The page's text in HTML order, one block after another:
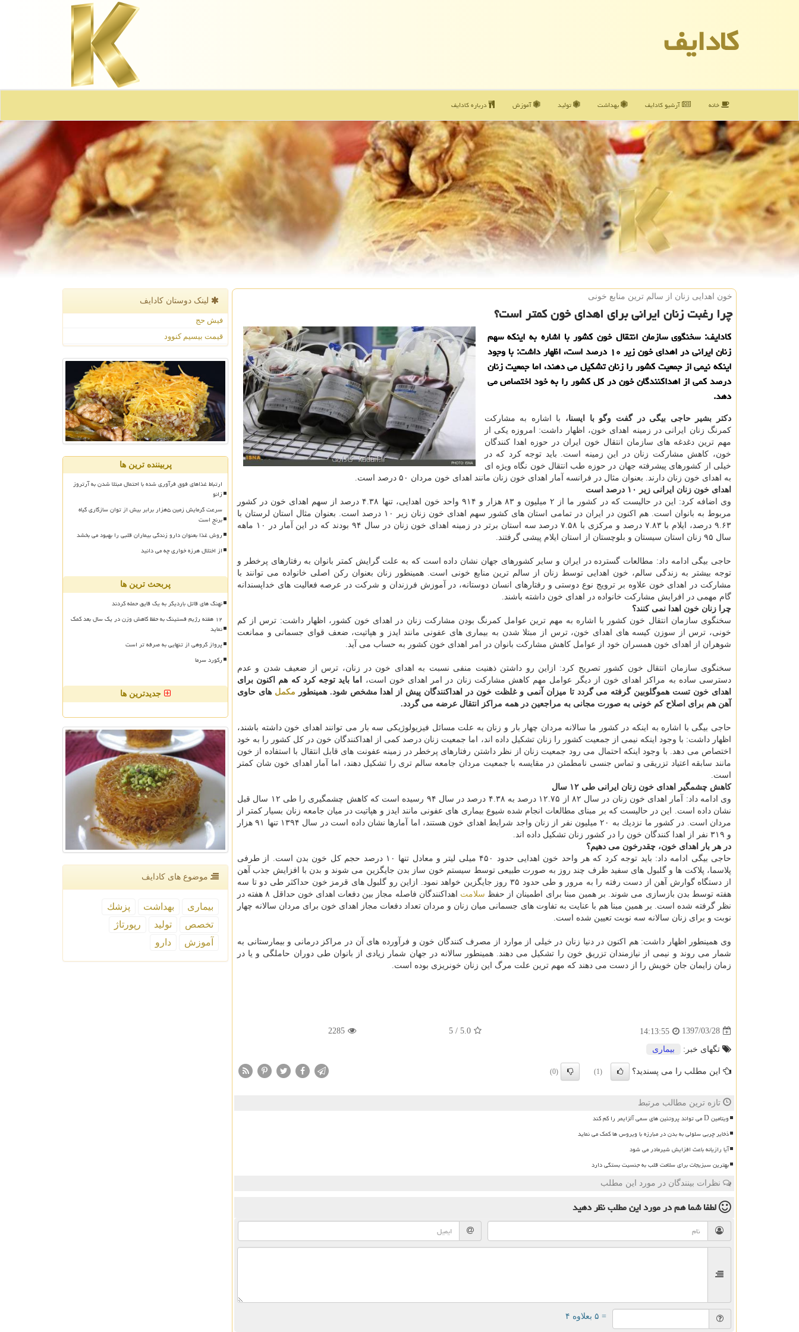
كادایف
خانه آرشیو كادایف بهداشت تولید آموزش درباره كادایف
خون اهدایی زنان از سالم ترین منابع خونی
چرا رغبت زنان ایرانی برای اهدای خون كمتر است؟
كادایف: سخنگوی سازمان انتقال خون كشور با اشاره به اینكه سهم
زنان ایرانی در اهدای خون زیر ۱۰ درصد است، اظهار داشت: با وجود
اینكه نیمی از جمعیت كشور را زنان تشكیل می دهند، اما جمعیت زنان
درصد كمی از اهداكنندگان خون در كل كشور را به خود اختصاص می
دهد.
دكتر بشیر حاجی بیگی در گفت وگو با ایسنا، با اشاره به مشاركت
كمرنگ زنان ایرانی در زمینه اهدای خون، اظهار داشت: امروزه یكی از
مهم ترین دغدغه های سازمان انتقال خون ایران در حوزه اهدا كنندگان
خون، كاهش مشاركت زنان در این زمینه است. باید توجه كرد كه در
خیلی از كشورهای پیشرفته جهان در حوزه طب انتقال خون نگاه ویژه ای
به اهدای خون زنان دارند. بعنوان مثال در فرانسه آمار اهدای خون زنان مانند اهدای خون مردان ۵۰ درصد است.
اهدای خون زنان ایرانی زیر ۱۰ درصد است
وی اضافه كرد: این در حالیست كه در كشور ما از ۲ میلیون و ۸۳ هزار و ۹۱۴ واحد خون اهدایی، تنها ۴.۳۸ درصد از سهم اهدای خون در كشور
مربوط به بانوان است. هم اكنون در ایران در تمامی استان های كشور سهم اهدای خون زنان زیر ۱۰ درصد است. بعنوان مثال استان لرستان با
۹.۶۳ درصد، ایلام با ۷.۸۳ درصد و مركزی با ۷.۵۸ درصد سه استان برتر در زمینه اهدای خون زنان در سال ۹۴ بودند كه در این آمار در ۱۰ ماهه
سال ۹۵ زنان استان سیستان و بلوچستان از استان ایلام پیشی گرفتند.
حاجی بیگی ادامه داد: مطالعات گسترده در ایران و سایر كشورهای جهان نشان داده است كه به علت گرایش كمتر بانوان به رفتارهای پرخطر و
توجه بیشتر به زندگی سالم، خون اهدایی توسط زنان از سالم ترین منابع خونی است. همینطور زنان بعنوان ركن اصلی خانواده می توانند با
مشاركت در اهدای خون علاوه بر ترویج نوع دوستی و رفتارهای انسان دوستانه، در آموزش فرزندان و شركت در عرصه فعالیت های خداپسندانه
گام مهمی در افرایش مشاركت خانواده در اهدای خون داشته باشند.
چرا زنان خون اهدا نمی كنند؟
سخنگوی سازمان انتقال خون كشور با اشاره به مهم ترین عوامل كمرنگ بودن مشاركت زنان در اهدای خون كشور، اظهار داشت: ترس از كم
خونی، ترس از سوزن كیسه های اهدای خون، ترس از مبتلا شدن به بیماری های عفونی مانند ایدز و هپاتیت، ضعف قوای جسمانی و ممانعت
شوهران از اهدای خون همسران خود از عوامل كاهش مشاركت بانوان در امر اهدای خون كشور به حساب می آید.
سخنگوی سازمان انتقال خون كشور تصریح كرد: ازاین رو داشتن ذهنیت منفی نسبت به اهدای خون در زنان، ترس از ضعیف شدن و عدم
دسترسی ساده به مراكز اهدای خون از دیگر عوامل مهم كاهش مشاركت زنان در امر اهدای خون است،
اما باید توجه كرد كه هم اكنون برای
اهدای خون تست هموگلوبین گرفته می گردد تا میزان آنمی و غلظت خون در اهداكنندگان پیش از اهدا مشخص شود. همینطور مكمل های حاوی
آهن هم برای اصلاح كم خونی به صورت مجانی به مراجعین در همه مراكز انتقال عرضه می گردد.
حاجی بیگی با اشاره به اینكه در كشور ما سالانه مردان چهار بار و زنان به علت مسائل فیزیولوژیكی سه بار می توانند اهدای خون داشته باشند،
اظهار داشت: با وجود اینكه نیمی از جمعیت كشور را زنان تشكیل داده اند، اما جمعیت زنان درصد كمی از اهداكنندگان خون در كل كشور را به خود
اختصاص می دهد. با وجود اینكه احتمال می رود جمعیت زنان از نظر داشتن رفتارهای پرخطر در زمینه عفونت های قابل انتقال با استفاده از خون
مانند سابقه اعتیاد تزریقی و تماس جنسی نامطمئن در مقایسه با جمعیت مردان جامعه سالم تری را تشكیل دهند، اما آمار اهدای خون شان كمتر
است.
كاهش چشمگیر اهدای خون زنان ایرانی طی ۱۲ سال
وی ادامه داد: آمار اهدای خون زنان در سال ۸۲ از ۱۲.۷۵ درصد به ۴.۳۸ درصد در سال ۹۴ رسیده است كه كاهش چشمگیری را طی ۱۲ سال قبل
نشان داده است. این در حالیست كه بر مبنای مطالعات انجام شده شیوع بیماری های عفونی مانند ایدز و هپاتیت در میان جامعه زنان بسیار كمتر از
مردان است. در كشور ما نزدیك به ۲۰ میلیون نفر از زنان واجد شرایط اهدای خون هستند، اما آمارها نشان داده است در سال ۱۳۹۴ تنها ۹۱ هزار
و ۳۱۹ نفر از اهدا كنندگان خون را در كشور زنان تشكیل داده اند.
در هر بار اهدای خون، چقدرخون می دهیم؟
حاجی بیگی ادامه داد: باید توجه كرد كه هر واحد خون اهدایی حدود ۴۵۰ میلی لیتر و معادل تنها ۱۰ درصد حجم كل خون بدن است. از طرفی
پلاسما، پلاكت ها و گلبول های سفید ظرف چند روز به صورت طبیعی توسط سیستم خون ساز بدن جایگزین می شوند و بدن با افزایش جذب آهن
از دستگاه گوارش آهن از دست رفته را به مرور و طی حدود ۳۵ روز جایگزین خواهد نمود. ازاین رو گلبول های قرمز خون حداكثر طی دو تا سه
هفته توسط بدن بازسازی می شوند. بر همین مبنا برای اطمینان از حفظ سلامت
اهداكنندگان فاصله مجاز بین دفعات اهدای خون حداقل ۸ هفته در
نظر گرفته شده است. بر همین مبنا هم با عنایت به تفاوت های جسمانی میان زنان و مردان تعداد دفعات مجاز اهدای خون برای مردان سالانه چهار
نوبت و برای زنان سالانه سه نوبت تعیین شده است.
وی همینطور اظهار داشت: هم اكنون در دنیا زنان در خیلی از موارد از مصرف كنندگان خون و فرآورده های آن در مراكز درمانی و بیمارستانی به
شمار می روند و نیمی از نیازمندان تزریق خون را تشكیل می دهند. همینطور سالانه در جهان شمار زیادی از بانوان طی دوران حاملگی و یا در
زمان زایمان جان خویش را از دست می دهند كه مهم ترین علت مرگ این زنان خونریزی بوده است.
1397/03/28
14:13:55
5.0
/
5
2285
تگهای خبر: بیماری
این مطلب را می پسندید؟ (1)
(0)
تازه ترین مطالب مرتبط
ویتامین D می تواند پروتئین های سمی آلزایمر را کم کند
ذخایر چربی سلولی به بدن در مبارزه با ویروس ها کمک می نماید
آیا رازیانه باعث افزایش شیرمادر می شود
بهترین سبزیجات برای سلامت قلب به جنسیت بستگی دارد
نظرات بینندگان در مورد این مطلب
لطفا شما همدر مورد این مطلبنظر دهید
= ۵ بعلاوه ۴
لینک دوستان كادایف
فیش حج
قیمت بیسیم کنوود
پربیننده ترین ها
ارتباط غذاهای فوق فرآوری شده با احتمال مبتلا شدن به آرتروز
زانو
سرعت گرمایش زمین ۵هزار برابر بیش از توان سازگاری گیاه
برنج است
روش غذا بعنوان دارو زندگی بیماران قلبی را بهبود می بخشد
از اختلال هرزه خواری چه می دانید
پربحث ترین ها
نهنگ های قاتل باردیگر به یک قایق حمله کردند
۱۲ هفته رژیم فستینگ به حفظ کاهش وزن در یک سال بعد کمک
نماید
پرواز گروهی از تنهایی به صرفه تر است
رکورد سرما
جدیدترین ها
موضوع های كادایف
بیماری بهداشت
پزشك
تخصص
تولید
رپورتاژ
آموزش
دارو